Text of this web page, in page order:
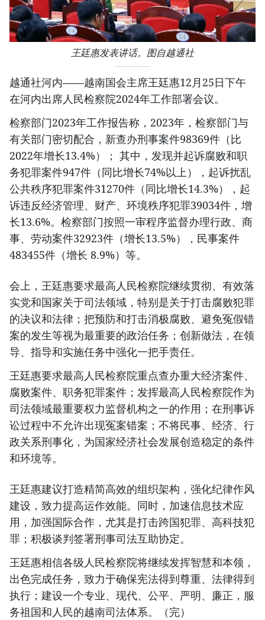
王廷惠发表讲话。图自越通社
越通社河内——越南国会主席王廷惠12月25日下午
在河内出席人民检察院2024年工作部署会议。
检察部门2023年工作报告称，2023年，检察部门与
有关部门密切配合，新查办刑事案件98369件（比
2022年增长13.4%）； 其中，发现并起诉腐败和职
务犯罪案件947件（同比增长74%以上），起诉扰乱
公共秩序犯罪案件31270件（同比增长14.3%），起
诉违反经济管理、财产、环境秩序犯罪39034件，增
长13.6%。检察部门按照一审程序监督办理行政、商
事、劳动案件32923件（增长13.5%），民事案件
483455件（增长 8.9%）等。
会上，王廷惠要求最高人民检察院继续贯彻、有效落
实党和国家关于司法领域，特别是关于打击腐败犯罪
的决议和法律；把预防和打击消极腐败、避免冤假错
案的发生等视为最重要的政治任务；创新做法，在领
导、指导和实施任务中强化一把手责任。
王廷惠要求最高人民检察院重点查办重大经济案件、
腐败案件、职务犯罪案件；发挥最高人民检察院作为
司法领域最重要权力监督机构之一的作用；在刑事诉
讼过程中不允许出现冤案错案；不将民事、经济、行
政关系刑事化，为国家经济社会发展创造稳定的条件
和环境等。
王廷惠建议打造精简高效的组织架构，强化纪律作风
建设，致力提高运作效能。同时，加速信息技术应
用，加强国际合作，尤其是打击跨国犯罪、高科技犯
罪；积极谈判签署刑事司法互助协定。
王廷惠相信各级人民检察院将继续发挥智慧和本领，
出色完成任务，致力于确保宪法得到尊重、法律得到
执行；建设一个专业、现代、公平、严明、廉正，服
务祖国和人民的越南司法体系。（完）